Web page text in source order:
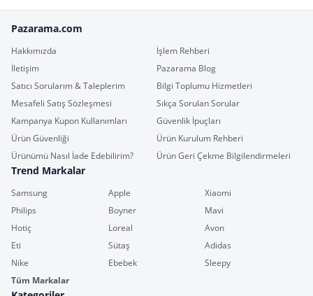
Pazarama.com
Hakkımızda
İşlem Rehberi
İletişim
Pazarama Blog
Satıcı Sorularım & Taleplerim
Bilgi Toplumu Hizmetleri
Mesafeli Satış Sözleşmesi
Sıkça Sorulan Sorular
Kampanya Kupon Kullanımları
Güvenlik İpuçları
Ürün Güvenliği
Ürün Kurulum Rehberi
Ürünümü Nasıl İade Edebilirim?
Ürün Geri Çekme Bilgilendirmeleri
Trend Markalar
Samsung Apple
Xiaomi
Philips
Boyner
Mavi
Hotiç
Loreal
Avon
Eti
Sütaş
Adidas
Nike
Ebebek
Sleepy
Tüm Markalar